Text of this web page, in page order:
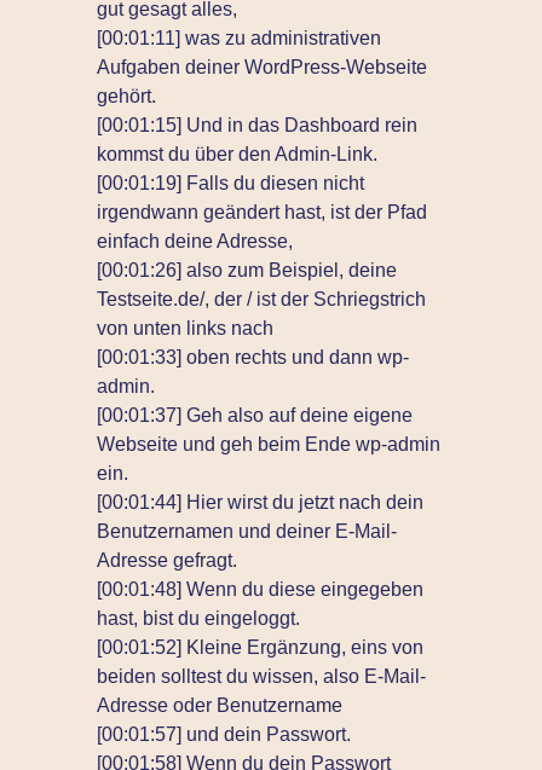
gut gesagt alles,
[00:01:11] was zu administrativen
Aufgaben deiner WordPress-Webseite
gehört.
[00:01:15] Und in das Dashboard rein
kommst du über den Admin-Link.
[00:01:19] Falls du diesen nicht
irgendwann geändert hast, ist der Pfad
einfach deine Adresse,
[00:01:26] also zum Beispiel, deine
Testseite.de/, der / ist der Schriegstrich
von unten links nach
[00:01:33] oben rechts und dann wp-
admin.
[00:01:37] Geh also auf deine eigene
Webseite und geh beim Ende wp-admin
ein.
[00:01:44] Hier wirst du jetzt nach dein
Benutzernamen und deiner E-Mail-
Adresse gefragt.
[00:01:48] Wenn du diese eingegeben
hast, bist du eingeloggt.
[00:01:52] Kleine Ergänzung, eins von
beiden solltest du wissen, also E-Mail-
Adresse oder Benutzername
[00:01:57] und dein Passwort.
[00:01:58] Wenn du dein Passwort